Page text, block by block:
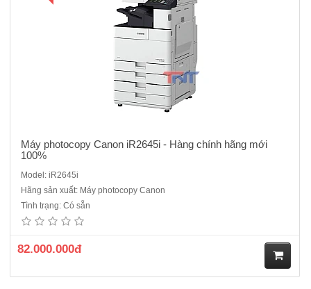
Máy photocopy Canon iR2645i - Hàng chính hãng mới
100%
Model: iR2645i
Hãng sản xuất: Máy photocopy Canon
Tình trạng: Có sẵn
82.000.000đ
Máy photocopy Canon iR 2224N - Máy 1 khay giấy model sản xuất
năm 2024 thay thế model Canon iR2006N mới 100%Loại máy: Máy
photocopy trắng đenChức năng chuẩn: Copy, In mạng, Scan màu,